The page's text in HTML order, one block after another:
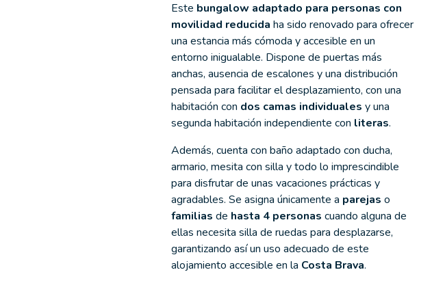
Este bungalow adaptado para personas con
movilidad reducida ha sido renovado para ofrecer
una estancia más cómoda y accesible en un
entorno inigualable. Dispone de puertas más
anchas, ausencia de escalones y una distribución
pensada para facilitar el desplazamiento, con una
habitación con dos camas individuales y una
segunda habitación independiente con literas.
Además, cuenta con baño adaptado con ducha,
armario, mesita con silla y todo lo imprescindible
para disfrutar de unas vacaciones prácticas y
agradables. Se asigna únicamente a parejas o
familias de hasta 4 personas cuando alguna de
ellas necesita silla de ruedas para desplazarse,
garantizando así un uso adecuado de este
alojamiento accesible en la Costa Brava.